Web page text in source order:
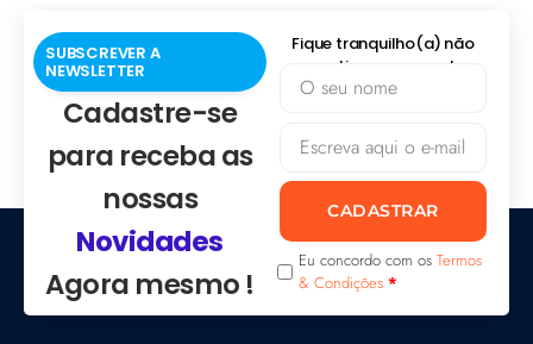
SUBSCREVER A
NEWSLETTER
Cadastre-se
para receba as
nossas
Novidades
Agora mesmo !
Fique tranquilho(a) não
praticamos spam!
CADASTRAR
Eu concordo com os Termos
& Condições *